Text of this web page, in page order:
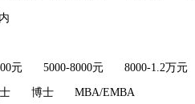
元 5000-8000元 8000-1.2万元
博士 MBA/EMBA